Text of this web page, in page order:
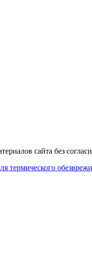
сайта без
термического